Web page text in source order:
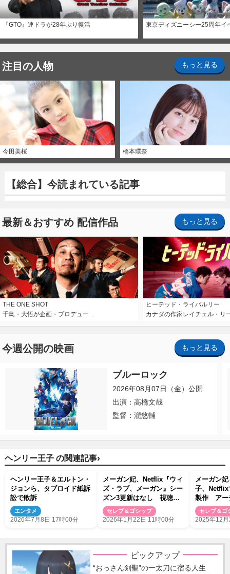
『GTO』連ドラが28年ぶり復活 東京ディズニーシー25周年イ
注目の人物 もっと見る
今田美桜 橋本環奈
【総合】今読まれている記事
最新＆おすすめ 配信作品 もっと見る
THE ONE SHOT
千鳥・大悟が企画・プロデュー…
ヒーテッド・ライバルリー
カナダの作家レイチェル・リ
今週公開の映画 もっと見る
ブルーロック
2026年08月07日（金）公開
出演：高橋文哉
監督：瀧悠輔
ヘンリー王子 の関連記事›
ヘンリー王子＆エルトン・
ジョンら、タブロイド紙訴
訟で敗訴
エンタメ
2026年7月8日 17時00分
メーガン妃、Netflix『ウィ
ズ・ラブ、メーガン』シー
ズン3更新はなし 視聴数
が伸び悩み
セレブ＆ゴシップ
2026年1月22日 11時00分
メーガン
子、Netflix
製作 アー
ベット王
披露
セレブ＆ゴ
2025年12
ピックアップ
“おっさん剣聖”の一太刀に宿る人生